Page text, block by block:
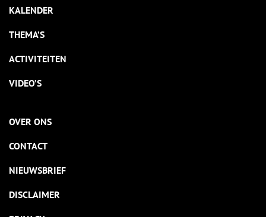
KALENDER
THEMA’S
ACTIVITEITEN
VIDEO’S
OVER ONS
CONTACT
NIEUWSBRIEF
DISCLAIMER